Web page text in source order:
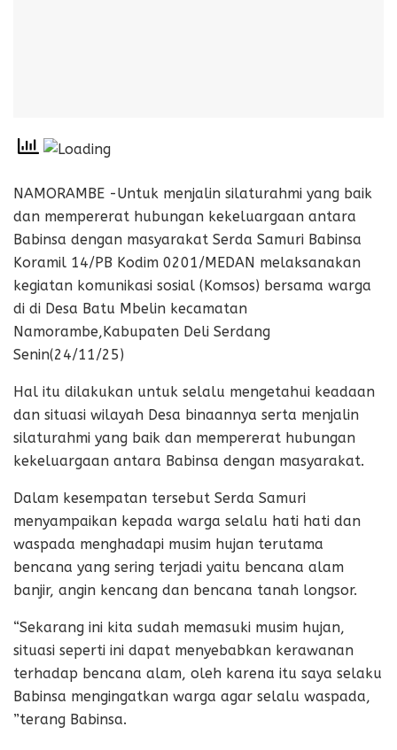
NAMORAMBE -Untuk menjalin silaturahmi yang baik
dan mempererat hubungan kekeluargaan antara
Babinsa dengan masyarakat Serda Samuri Babinsa
Koramil 14/PB Kodim 0201/MEDAN melaksanakan
kegiatan komunikasi sosial (Komsos) bersama warga
di di Desa Batu Mbelin kecamatan
Namorambe,Kabupaten Deli Serdang
Senin(24/11/25)
Hal itu dilakukan untuk selalu mengetahui keadaan
dan situasi wilayah Desa binaannya serta menjalin
silaturahmi yang baik dan mempererat hubungan
kekeluargaan antara Babinsa dengan masyarakat.
Dalam kesempatan tersebut Serda Samuri
menyampaikan kepada warga selalu hati hati dan
waspada menghadapi musim hujan terutama
bencana yang sering terjadi yaitu bencana alam
banjir, angin kencang dan bencana tanah longsor.
“Sekarang ini kita sudah memasuki musim hujan,
situasi seperti ini dapat menyebabkan kerawanan
terhadap bencana alam, oleh karena itu saya selaku
Babinsa mengingatkan warga agar selalu waspada,
”terang Babinsa.